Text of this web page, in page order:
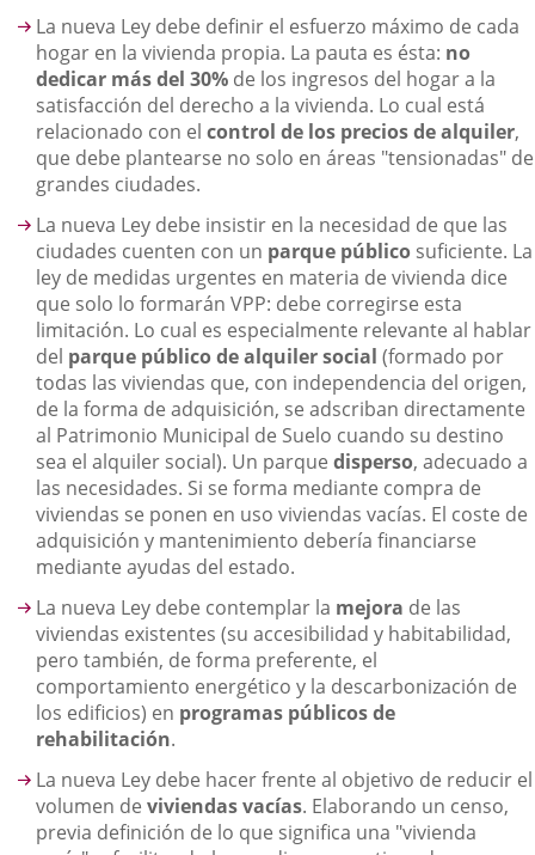
La nueva Ley debe definir el esfuerzo máximo de cada
hogar en la vivienda propia. La pauta es ésta: no
dedicar más del 30% de los ingresos del hogar a la
satisfacción del derecho a la vivienda. Lo cual está
relacionado con el control de los precios de alquiler,
que debe plantearse no solo en áreas "tensionadas" de
grandes ciudades.
La nueva Ley debe insistir en la necesidad de que las
ciudades cuenten con un parque público suficiente. La
ley de medidas urgentes en materia de vivienda dice
que solo lo formarán VPP: debe corregirse esta
limitación. Lo cual es especialmente relevante al hablar
del parque público de alquiler social (formado por
todas las viviendas que, con independencia del origen,
de la forma de adquisición, se adscriban directamente
al Patrimonio Municipal de Suelo cuando su destino
sea el alquiler social). Un parque disperso, adecuado a
las necesidades. Si se forma mediante compra de
viviendas se ponen en uso viviendas vacías. El coste de
adquisición y mantenimiento debería financiarse
mediante ayudas del estado.
La nueva Ley debe contemplar la mejora de las
viviendas existentes (su accesibilidad y habitabilidad,
pero también, de forma preferente, el
comportamiento energético y la descarbonización de
los edificios) en programas públicos de
rehabilitación.
La nueva Ley debe hacer frente al objetivo de reducir el
volumen de viviendas vacías. Elaborando un censo,
previa definición de lo que significa una "vivienda